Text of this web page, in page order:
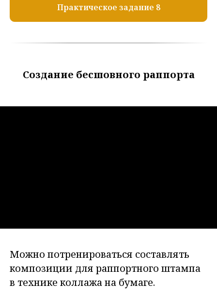
Практическое задание 8
Создание бесшовного раппорта
Можно потренироваться составлять
композиции для раппортного штампа
в технике коллажа на бумаге.